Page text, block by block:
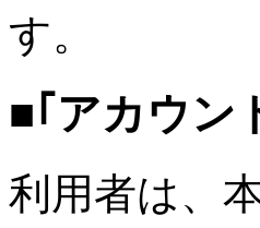
す。
■｢アカウン
利用者は、